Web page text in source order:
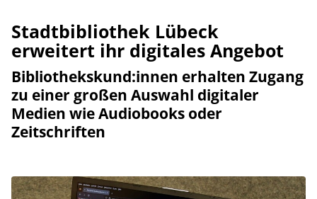
Stadtbibliothek Lübeck
erweitert ihr digitales Angebot
Bibliothekskund:innen erhalten Zugang
zu einer großen Auswahl digitaler
Medien wie Audiobooks oder
Zeitschriften